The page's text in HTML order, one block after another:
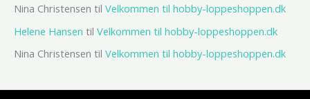
Nina Christensen til Velkommen til hobby-loppeshoppen.dk
Helene Hansen til Velkommen til hobby-loppeshoppen.dk
Nina Christensen til Velkommen til hobby-loppeshoppen.dk